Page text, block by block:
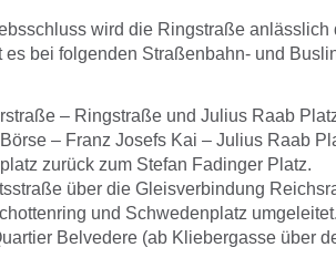
wird die Ringstraße anlässlich
bei folgenden Straßenbahn- und
– Ringstraße und Julius Raab
– Franz Josefs Kai – Julius Raab
zurück zum Stefan Fadinger Platz.
über die Gleisverbindung
und Schwedenplatz umgeleitet.
Belvedere (ab Kliebergasse über